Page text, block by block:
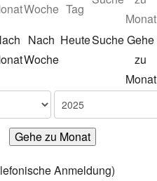
Nach
Woche
HeuteSucheGehe
zu
Monat
Gehe zu Monat
Anmeldung)